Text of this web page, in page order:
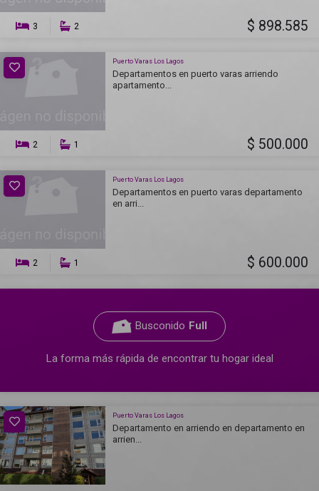
3 2 $ 898.585
Puerto Varas Los Lagos
Departamentos en puerto varas arriendo
apartamento...
2 1 $ 500.000
Puerto Varas Los Lagos
Departamentos en puerto varas departamento
en arri...
2 1 $ 600.000
Busconido Full
La forma más rápida de encontrar tu hogar ideal
Puerto Varas Los Lagos
Departamento en arriendo en departamento en
arrien...